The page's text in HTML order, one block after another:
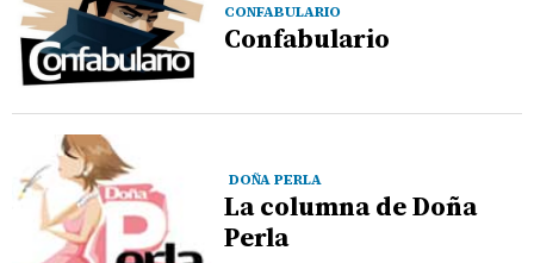
CONFABULARIO
Confabulario
DOÑA PERLA
La columna de Doña
Perla